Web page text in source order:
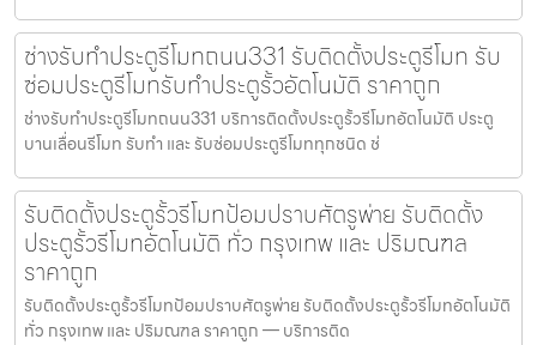
ช่างรับทำประตูรีโมทถนน331 รับติดตั้งประตูรีโมท รับ
ซ่อมประตูรีโมทรับทำประตูรั้วอัตโนมัติ ราคาถูก
ช่างรับทำประตูรีโมทถนน331 บริการติดตั้งประตูรั้วรีโมทอัตโนมัติ ประตู
บานเลื่อนรีโมท รับทำ และ รับซ่อมประตูรีโมททุกชนิด ช่
รับติดตั้งประตูรั้วรีโมทป้อมปราบศัตรูพ่าย รับติดตั้ง
ประตูรั้วรีโมทอัตโนมัติ ทั่ว กรุงเทพ และ ปริมณฑล
ราคาถูก
รับติดตั้งประตูรั้วรีโมทป้อมปราบศัตรูพ่าย รับติดตั้งประตูรั้วรีโมทอัตโนมัติ
ทั่ว กรุงเทพ และ ปริมณฑล ราคาถูก — บริการติด